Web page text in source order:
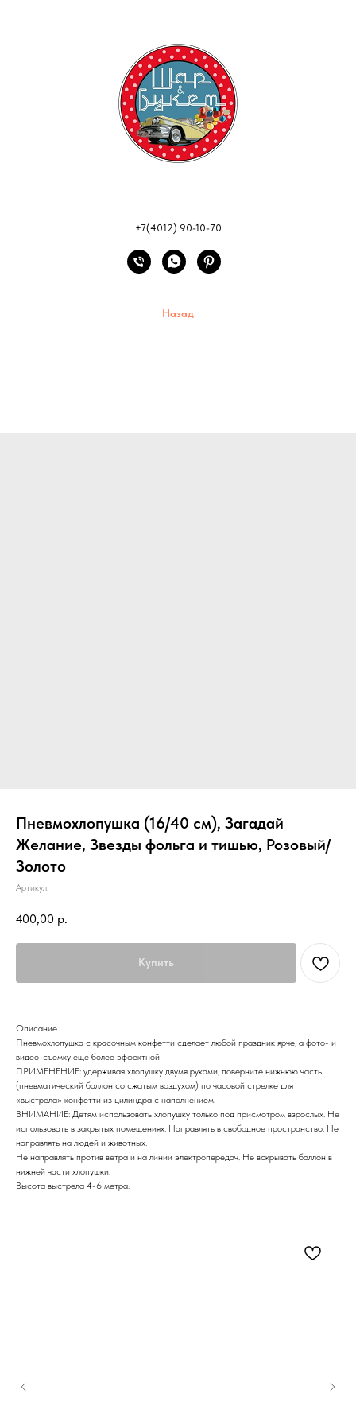
+7(4012) 90-10-70
Назад
Пневмохлопушка (16/40 см), Загадай
Желание, Звезды фольга и тишью, Розовый/
Золото
Артикул:
400,00 р.
Купить
Описание
Пневмохлопушка с красочным конфетти сделает любой праздник ярче, а фото- и
видео-съемку еще более эффектной
ПРИМЕНЕНИЕ: удерживая хлопушку двумя руками, поверните нижнюю часть
(пневматический баллон со сжатым воздухом) по часовой стрелке для
«выстрела» конфетти из цилиндра с наполнением.
ВНИМАНИЕ: Детям использовать хлопушку только под присмотром взрослых. Не
использовать в закрытых помещениях. Направлять в свободное пространство. Не
направлять на людей и животных.
Не направлять против ветра и на линии электропередач. Не вскрывать баллон в
нижней части хлопушки.
Высота выстрела 4-6 метра.